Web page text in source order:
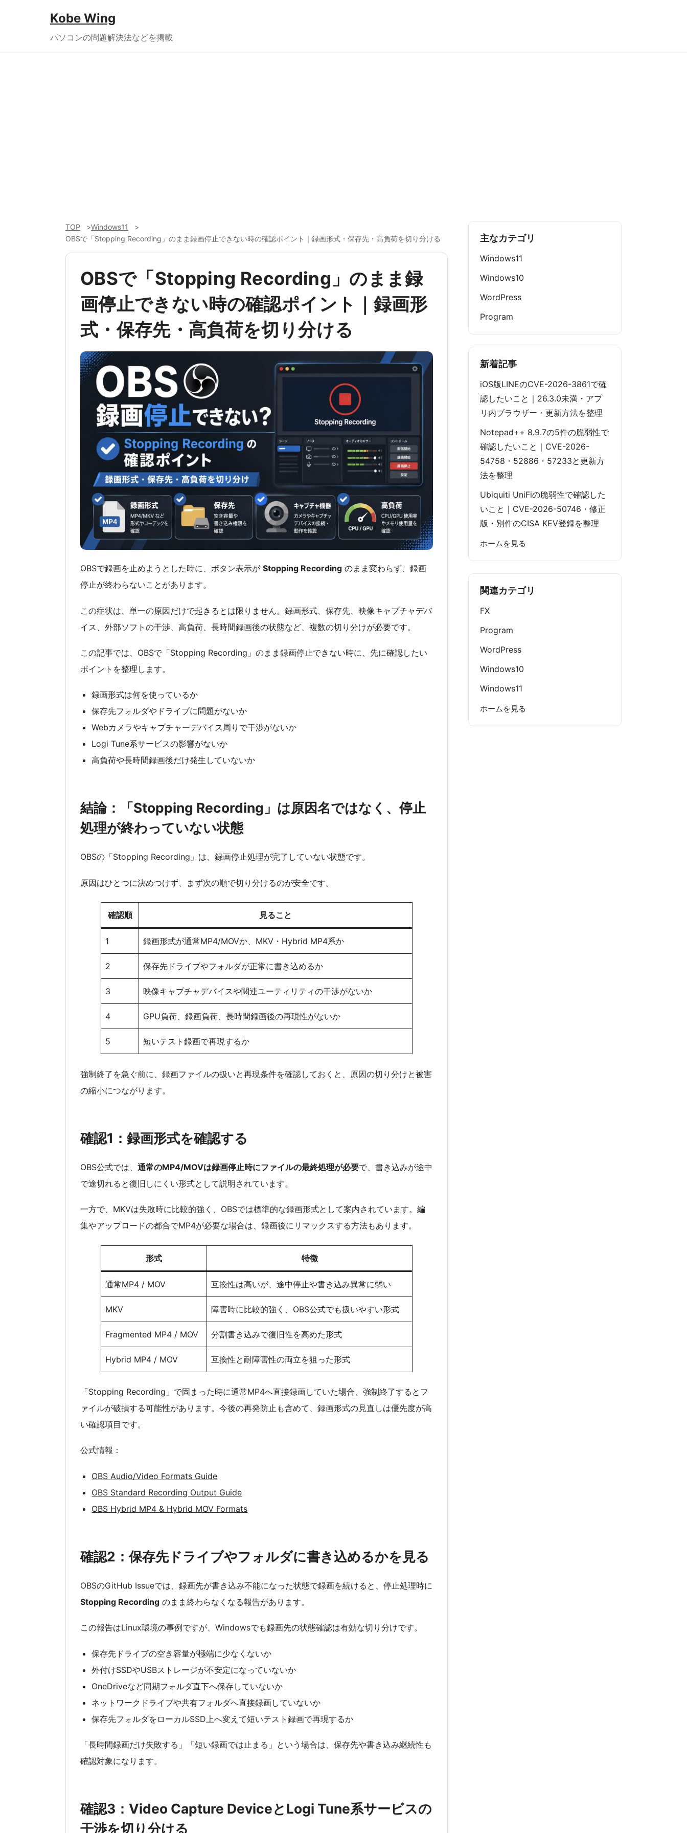
Kobe Wing
パソコンの問題解決法などを掲載
TOP
Windows11
OBSで「Stopping Recording」のまま録画停止できない時の確認ポイント｜録画形式・保存先・高負荷を切り分ける
OBSで「Stopping Recording」のまま録
画停止できない時の確認ポイント｜録画形
式・保存先・高負荷を切り分ける
OBSで録画を止めようとした時に、ボタン表示が Stopping Recording のまま変わらず、録画
停止が終わらないことがあります。
この症状は、単一の原因だけで起きるとは限りません。録画形式、保存先、映像キャプチャデバ
イス、外部ソフトの干渉、高負荷、長時間録画後の状態など、複数の切り分けが必要です。
この記事では、OBSで「Stopping Recording」のまま録画停止できない時に、先に確認したい
ポイントを整理します。
録画形式は何を使っているか
保存先フォルダやドライブに問題がないか
Webカメラやキャプチャーデバイス周りで干渉がないか
Logi Tune系サービスの影響がないか
高負荷や長時間録画後だけ発生していないか
結論：「Stopping Recording」は原因名ではなく、停止
処理が終わっていない状態
OBSの「Stopping Recording」は、録画停止処理が完了していない状態です。
原因はひとつに決めつけず、まず次の順で切り分けるのが安全です。
確認順 見ること
1 録画形式が通常MP4/MOVか、MKV・Hybrid MP4系か
2 保存先ドライブやフォルダが正常に書き込めるか
3 映像キャプチャデバイスや関連ユーティリティの干渉がないか
4 GPU負荷、録画負荷、長時間録画後の再現性がないか
5 短いテスト録画で再現するか
強制終了を急ぐ前に、録画ファイルの扱いと再現条件を確認しておくと、原因の切り分けと被害
の縮小につながります。
確認1：録画形式を確認する
OBS公式では、 通常のMP4/MOVは録画停止時にファイルの最終処理が必要で、書き込みが途中
で途切れると復旧しにくい形式として説明されています。
一方で、MKVは失敗時に比較的強く、OBSでは標準的な録画形式として案内されています。編
集やアップロードの都合でMP4が必要な場合は、録画後にリマックスする方法もあります。
形式 特徴
通常MP4 / MOV 互換性は高いが、途中停止や書き込み異常に弱い
MKV 障害時に比較的強く、OBS公式でも扱いやすい形式
Fragmented MP4 / MOV 分割書き込みで復旧性を高めた形式
Hybrid MP4 / MOV 互換性と耐障害性の両立を狙った形式
「Stopping Recording」で固まった時に通常MP4へ直接録画していた場合、強制終了するとフ
ァイルが破損する可能性があります。今後の再発防止も含めて、録画形式の見直しは優先度が高
い確認項目です。
公式情報：
OBS Audio/Video Formats Guide
OBS Standard Recording Output Guide
OBS Hybrid MP4 & Hybrid MOV Formats
確認2：保存先ドライブやフォルダに書き込めるかを見る
OBSのGitHub Issueでは、録画先が書き込み不能になった状態で録画を続けると、停止処理時に
Stopping Recording のまま終わらなくなる報告があります。
この報告はLinux環境の事例ですが、Windowsでも録画先の状態確認は有効な切り分けです。
保存先ドライブの空き容量が極端に少なくないか
外付けSSDやUSBストレージが不安定になっていないか
OneDriveなど同期フォルダ直下へ保存していないか
ネットワークドライブや共有フォルダへ直接録画していないか
保存先フォルダをローカルSSD上へ変えて短いテスト録画で再現するか
「長時間録画だけ失敗する」「短い録画では止まる」という場合は、保存先や書き込み継続性も
確認対象になります。
確認3：Video Capture DeviceとLogi Tune系サービスの
干渉を切り分ける
主なカテゴリ
Windows11
Windows10
WordPress
Program
新着記事
iOS版LINEのCVE-2026-3861で確
認したいこと｜26.3.0未満・アプ
リ内ブラウザー・更新方法を整理
Notepad++ 8.9.7の5件の脆弱性で
確認したいこと｜CVE-2026-
54758・52886・57233と更新方
法を整理
Ubiquiti UniFiの脆弱性で確認した
いこと｜CVE-2026-50746・修正
版・別件のCISA KEV登録を整理
ホームを見る
関連カテゴリ
FX
Program
WordPress
Windows10
Windows11
ホームを見る